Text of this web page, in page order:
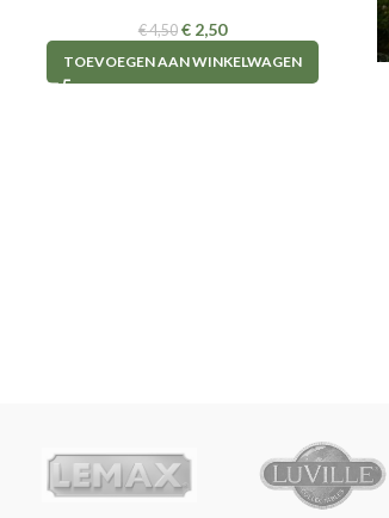
€4,50 €2,50
TOEVOEGEN AAN WINKELWAGEN